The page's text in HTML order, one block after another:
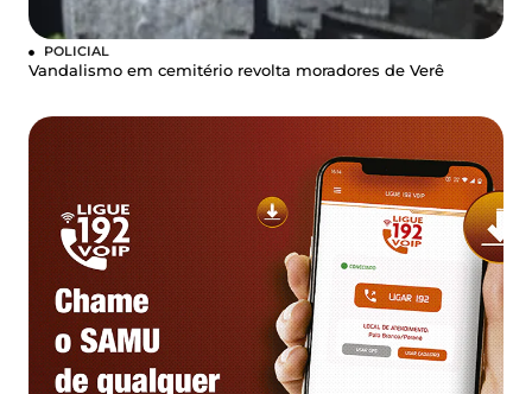
POLICIAL
Vandalismo em cemitério revolta moradores de Verê